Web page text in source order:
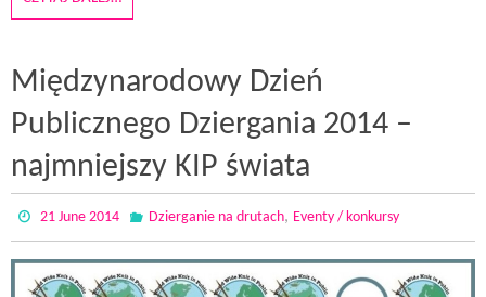
Międzynarodowy Dzień
Publicznego Dziergania 2014 –
najmniejszy KIP świata
21 June 2014 Dzierganie na drutach, Eventy / konkursy